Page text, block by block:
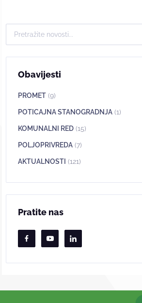
Obavijesti
PROMET (9)
POTICAJNA STANOGRADNJA (1)
KOMUNALNI RED (15)
POLJOPRIVREDA (7)
AKTUALNOSTI (121)
Pratite nas